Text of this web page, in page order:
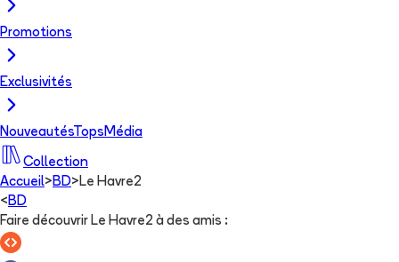
Promotions
Exclusivités
NouveautésTops Média
Collection
Accueil> BD> Le Havre2
< BD
Faire découvrir Le Havre2 à des amis :